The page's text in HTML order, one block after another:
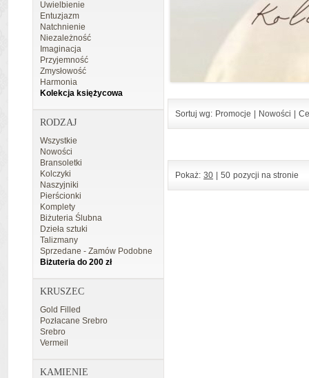
Uwielbienie
Entuzjazm
Natchnienie
Niezależność
Imaginacja
Przyjemność
Zmysłowość
Harmonia
Kolekcja księżycowa
RODZAJ
Wszystkie
Nowości
Bransoletki
Kolczyki
Naszyjniki
Pierścionki
Komplety
Biżuteria Ślubna
Dzieła sztuki
Talizmany
Sprzedane - Zamów Podobne
Biżuteria do 200 zł
KRUSZEC
Gold Filled
Pozłacane Srebro
Srebro
Vermeil
KAMIENIE
Sortuj wg: Promocje Nowości
Pokaż: 30 50 pozycji na stronie